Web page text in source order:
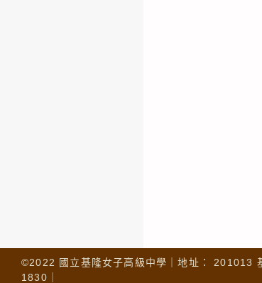
©2022 國立基隆女子高級中學｜地址： 201013
1830｜